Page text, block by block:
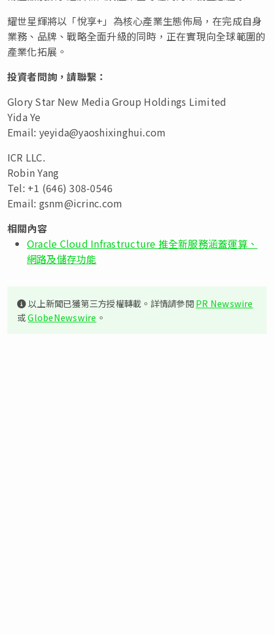
耀世星輝將以「悅享+」為核心產業生態佈局，在完成自身
業務、品牌、戰略全面升級的同時，正在實現向全球範圍的
產業化拓展。
投資者問詢，請聯繫：
Glory Star New Media Group Holdings Limited
Yida Ye
Email: yeyida@yaoshixinghui.com
ICR LLC.
Robin Yang
Tel: +1 (646) 308-0546
Email: gsnm@icrinc.com
相關內容
Oracle Cloud Infrastructure 推全新服務涵蓋運算、
網路及儲存功能
以上新聞已獲第三方授權轉載。詳情請參閱PR Newswire
或GlobeNewswire 。